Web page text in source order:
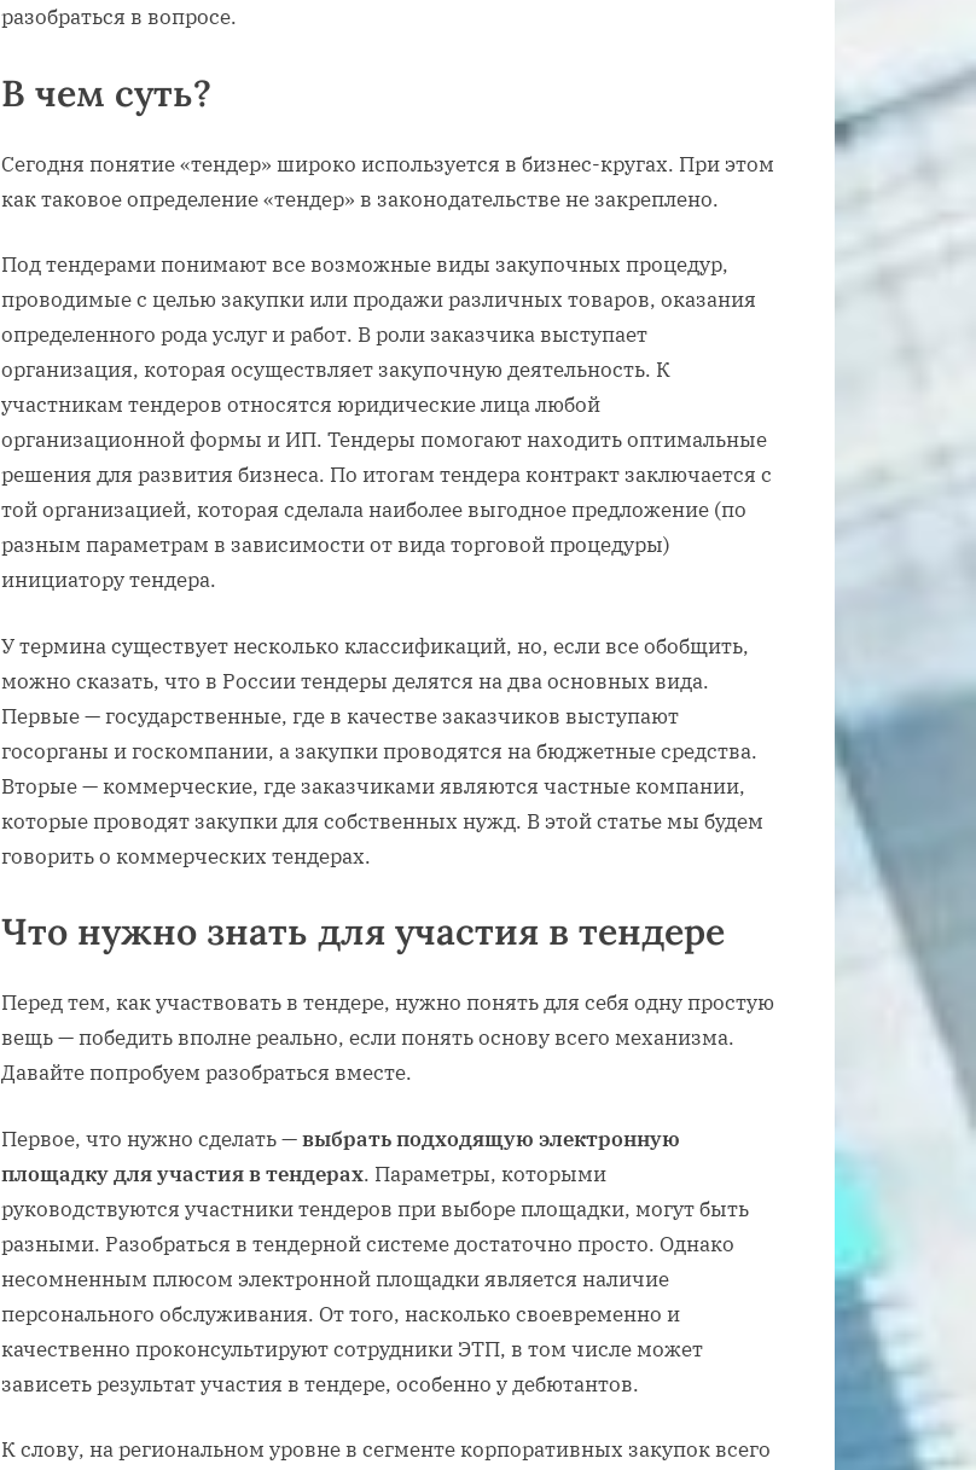
разобраться в вопросе.
В чем суть?
Сегодня понятие «тендер» широко используется в бизнес-кругах. При этом
как таковое определение «тендер» в законодательстве не закреплено.
Под тендерами понимают все возможные виды закупочных процедур,
проводимые с целью закупки или продажи различных товаров, оказания
определенного рода услуг и работ. В роли заказчика выступает
организация, которая осуществляет закупочную деятельность. К
участникам тендеров относятся юридические лица любой
организационной формы и ИП. Тендеры помогают находить оптимальные
решения для развития бизнеса. По итогам тендера контракт заключается с
той организацией, которая сделала наиболее выгодное предложение (по
разным параметрам в зависимости от вида торговой процедуры)
инициатору тендера.
У термина существует несколько классификаций, но, если все обобщить,
можно сказать, что в России тендеры делятся на два основных вида.
Первые — государственные, где в качестве заказчиков выступают
госорганы и госкомпании, а закупки проводятся на бюджетные средства.
Вторые — коммерческие, где заказчиками являются частные компании,
которые проводят закупки для собственных нужд. В этой статье мы будем
говорить о коммерческих тендерах.
Что нужно знать для участия в тендере
Перед тем, как участвовать в тендере, нужно понять для себя одну простую
вещь — победить вполне реально, если понять основу всего механизма.
Давайте попробуем разобраться вместе.
Первое, что нужно сделать —выбрать подходящую электронную
площадку для участия в тендерах. Параметры, которыми
руководствуются участники тендеров при выборе площадки, могут быть
разными. Разобраться в тендерной системе достаточно просто. Однако
несомненным плюсом электронной площадки является наличие
персонального обслуживания. От того, насколько своевременно и
качественно проконсультируют сотрудники ЭТП, в том числе может
зависеть результат участия в тендере, особенно у дебютантов.
К слову, на региональном уровне в сегменте корпоративных закупок всего